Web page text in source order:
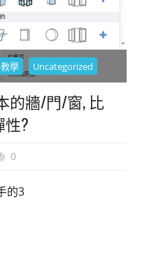
學 Uncategorized
的牆/門/窗, 比
性?
0
的3